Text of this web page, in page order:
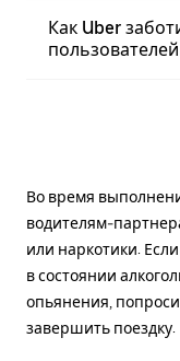
Как Uber
Во время
водителям-
или наркотики.
в состоянии
опьянения,
завершить поездку.